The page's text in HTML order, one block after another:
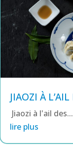
JIAOZI À
Jiaozi à l'ail des...
lire plus